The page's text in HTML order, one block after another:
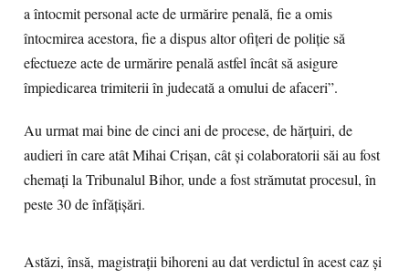
a întocmit personal acte de urmărire penală, fie a omis
întocmirea acestora, fie a dispus altor ofițeri de poliție să
efectueze acte de urmărire penală astfel încât să asigure
împiedicarea trimiterii în judecată a omului de afaceri”.
Au urmat mai bine de cinci ani de procese, de hărțuiri, de
audieri în care atât Mihai Crișan, cât și colaboratorii săi au fost
chemați la Tribunalul Bihor, unde a fost strămutat procesul, în
peste 30 de înfățișări.
Astăzi, însă, magistrații bihoreni au dat verdictul în acest caz și